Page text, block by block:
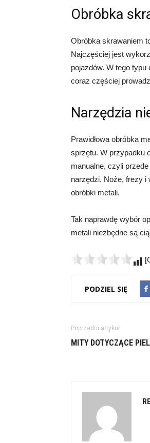
Obróbka
Obróbka skrawaniem
Najczęściej jest
pojazdów. W tego
coraz częściej
Narzędzia
Prawidłowa obróbka
sprzętu. W przypadku
manualne, czyli
narzędzi. Noże, frezy i
obróbki metali.
Tak naprawdę wybór
metali niezbędne są
PODZIEL SIĘ
Poprzedni artykuł
MITY DOTYCZĄCE